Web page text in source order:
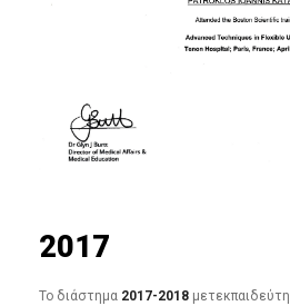
2017
Το διάστημα 2017-2018